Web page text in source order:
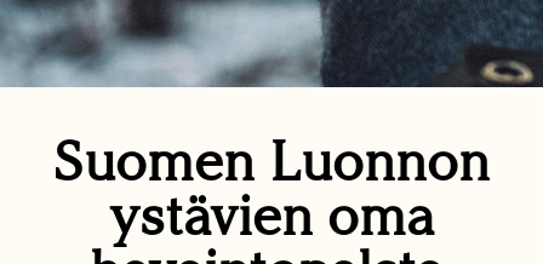
Suomen Luonnon
ystävien oma